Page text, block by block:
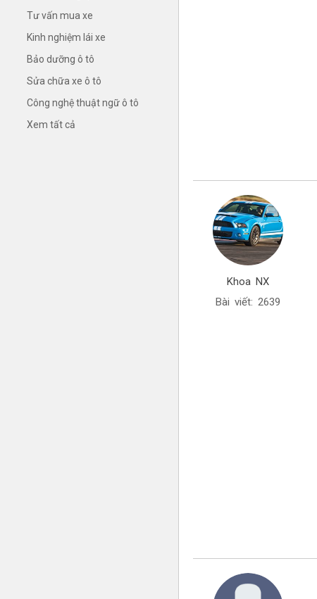
Tư vấn mua xe
Kinh nghiệm lái xe
Bảo dưỡng ô tô
Sửa chữa xe ô tô
Công nghệ thuật ngữ ô tô
Xem tất cả
Khoa NX
Bài viết: 2639